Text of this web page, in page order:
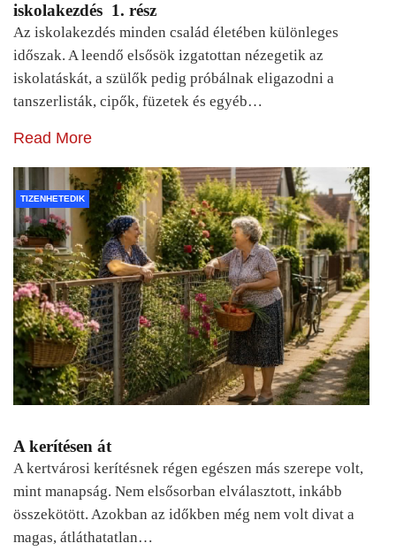
iskolakezdés 1. rész
Az iskolakezdés minden család életében különleges
időszak. A leendő elsősök izgatottan nézegetik az
iskolatáskát, a szülők pedig próbálnak eligazodni a
tanszerlisták, cipők, füzetek és egyéb…
Read More
TIZENHETEDIK
A kerítésen át
A kertvárosi kerítésnek régen egészen más szerepe volt,
mint manapság. Nem elsősorban elválasztott, inkább
összekötött. Azokban az időkben még nem volt divat a
magas, átláthatatlan…